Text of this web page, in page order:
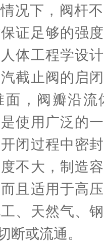
下，阀杆不
证足够的强
体工程学设
截止阀的启
面，阀瓣沿流
使用广泛的
闭过程中密
不大，制造
且适用于高
、天然气、
断或流通。